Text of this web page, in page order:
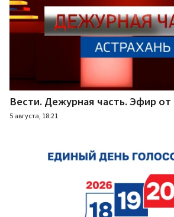
Вести. Дежурная часть. Эфир от
5 августа, 18:21